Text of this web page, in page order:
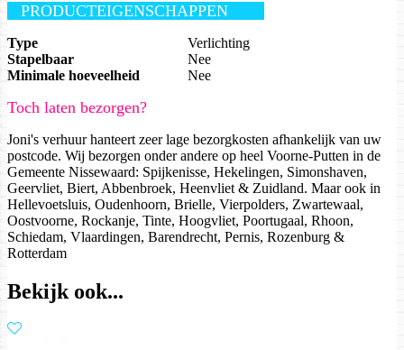
PRODUCTEIGENSCHAPPEN
Type
Verlichting
Stapelbaar
Nee
Minimale hoeveelheid
Nee
Toch laten bezorgen?
Joni's verhuur hanteert zeer lage bezorgkosten afhankelijk van uw
postcode. Wij bezorgen onder andere op heel Voorne-Putten in de
Gemeente Nissewaard: Spijkenisse, Hekelingen, Simonshaven,
Geervliet, Biert, Abbenbroek, Heenvliet & Zuidland. Maar ook in
Hellevoetsluis, Oudenhoorn, Brielle, Vierpolders, Zwartewaal,
Oostvoorne, Rockanje, Tinte, Hoogvliet, Poortugaal, Rhoon,
Schiedam, Vlaardingen, Barendrecht, Pernis, Rozenburg &
Rotterdam
Bekijk ook...